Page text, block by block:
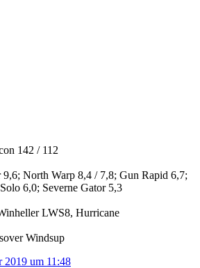
142 / 112
9,6; North Warp 8,4 / 7,8; Gun Rapid 6,7;
6,0; Severne Gator 5,3
LWS8, Hurricane
Windsup
2019 um 11:48